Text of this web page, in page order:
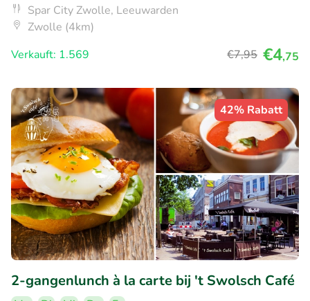
Spar City Zwolle, Leeuwarden
Zwolle (4km)
Verkauft: 1.569
€7,95 €4,75
42% Rabatt
2-gangenlunch à la carte bij 't Swolsch Café